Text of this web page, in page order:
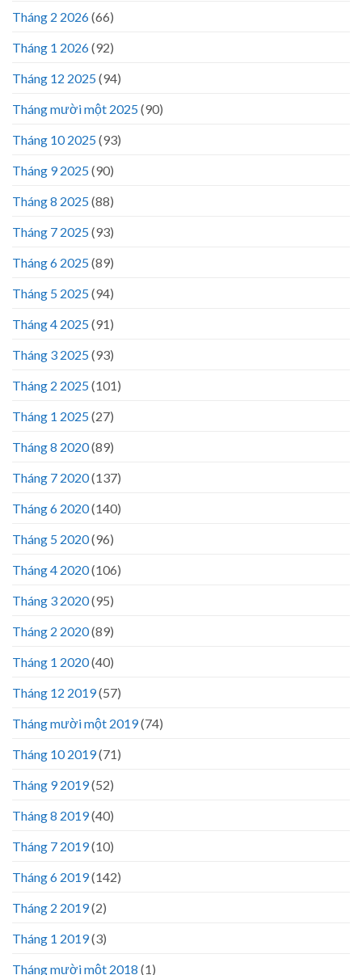
Tháng 2 2026(66)
Tháng 1 2026(92)
Tháng 12 2025(94)
Tháng mười một 2025(90)
Tháng 10 2025(93)
Tháng 9 2025(90)
Tháng 8 2025(88)
Tháng 7 2025(93)
Tháng 6 2025(89)
Tháng 5 2025(94)
Tháng 4 2025(91)
Tháng 3 2025(93)
Tháng 2 2025(101)
Tháng 1 2025(27)
Tháng 8 2020(89)
Tháng 7 2020(137)
Tháng 6 2020(140)
Tháng 5 2020(96)
Tháng 4 2020(106)
Tháng 3 2020(95)
Tháng 2 2020(89)
Tháng 1 2020(40)
Tháng 12 2019(57)
Tháng mười một 2019(74)
Tháng 10 2019(71)
Tháng 9 2019(52)
Tháng 8 2019(40)
Tháng 7 2019(10)
Tháng 6 2019(142)
Tháng 2 2019(2)
Tháng 1 2019(3)
Tháng mười một 2018 (1)